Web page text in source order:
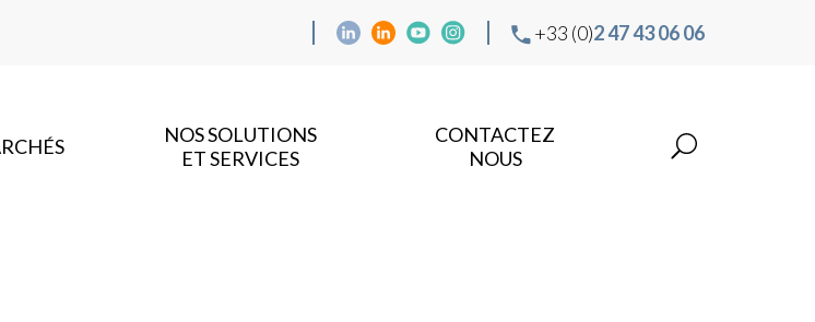
+33 (0)2 47 43 06 06
NOS SOLUTIONS
ET SERVICES
CONTACTEZ
NOUS